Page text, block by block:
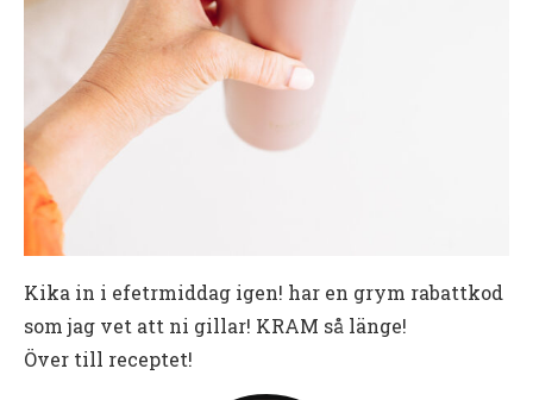
Kika in i efetrmiddag igen! har en grym rabattkod
som jag vet att ni gillar! KRAM så länge!
Över till receptet!